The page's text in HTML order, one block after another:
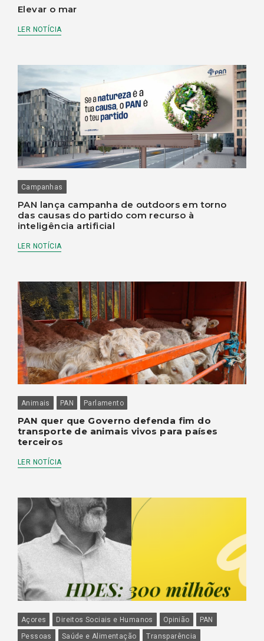
Elevar o mar
LER NOTÍCIA
Campanhas
PAN lança campanha de outdoors em torno
das causas do partido com recurso à
inteligência artificial
LER NOTÍCIA
Animais PAN Parlamento
PAN quer que Governo defenda fim do
transporte de animais vivos para países
terceiros
LER NOTÍCIA
Açores Direitos Sociais e Humanos Opinião
PAN
Pessoas
Saúde e Alimentação Transparência